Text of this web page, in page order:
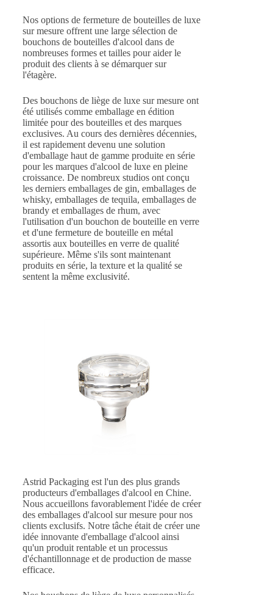
Nos options de fermeture de bouteilles de luxe
sur mesure offrent une large sélection de
bouchons de bouteilles d'alcool dans de
nombreuses formes et tailles pour aider le
produit des clients à se démarquer sur
l'étagère.
Des bouchons de liège de luxe sur mesure ont
été utilisés comme emballage en édition
limitée pour des bouteilles et des marques
exclusives. Au cours des dernières décennies,
il est rapidement devenu une solution
d'emballage haut de gamme produite en série
pour les marques d'alcool de luxe en pleine
croissance. De nombreux studios ont conçu
les derniers emballages de gin, emballages de
whisky, emballages de tequila, emballages de
brandy et emballages de rhum, avec
l'utilisation d'un bouchon de bouteille en verre
et d'une fermeture de bouteille en métal
assortis aux bouteilles en verre de qualité
supérieure. Même s'ils sont maintenant
produits en série, la texture et la qualité se
sentent la même exclusivité.
Astrid Packaging est l'un des plus grands
producteurs d'emballages d'alcool en Chine.
Nous accueillons favorablement l'idée de créer
des emballages d'alcool sur mesure pour nos
clients exclusifs. Notre tâche était de créer une
idée innovante d'emballage d'alcool ainsi
qu'un produit rentable et un processus
d'échantillonnage et de production de masse
efficace.